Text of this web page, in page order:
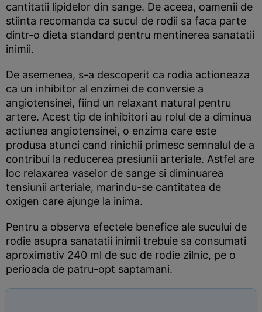
cantitatii lipidelor din sange. De aceea, oamenii de
stiinta recomanda ca sucul de rodii sa faca parte
dintr-o dieta standard pentru mentinerea sanatatii
inimii.
De asemenea, s-a descoperit ca rodia actioneaza
ca un inhibitor al enzimei de conversie a
angiotensinei, fiind un relaxant natural pentru
artere. Acest tip de inhibitori au rolul de a diminua
actiunea angiotensinei, o enzima care este
produsa atunci cand rinichii primesc semnalul de a
contribui la reducerea presiunii arteriale. Astfel are
loc relaxarea vaselor de sange si diminuarea
tensiunii arteriale, marindu-se cantitatea de
oxigen care ajunge la inima.
Pentru a observa efectele benefice ale sucului de
rodie asupra sanatatii inimii trebuie sa consumati
aproximativ 240 ml de suc de rodie zilnic, pe o
perioada de patru-opt saptamani.